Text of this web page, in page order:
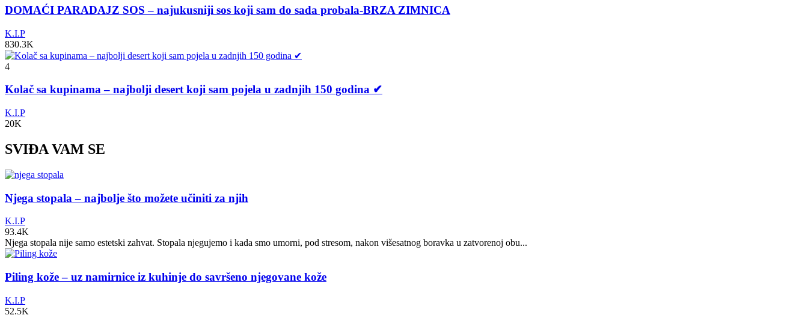
DOMAĆI PARADAJZ SOS – najukusniji sos koji sam do sada probala-BRZA ZIMNICA
K.I.P
830.3K
4
Kolač sa kupinama – najbolji desert koji sam pojela u zadnjih 150 godina ✔
K.I.P
20K
SVIĐA VAM SE
Njega stopala – najbolje što možete učiniti za njih
K.I.P
93.4K
Njega stopala nije samo estetski zahvat. Stopala njegujemo i kada smo umorni, pod stresom, nakon višesatnog boravka u zatvorenoj obu...
Piling kože – uz namirnice iz kuhinje do savršeno njegovane kože
K.I.P
52.5K